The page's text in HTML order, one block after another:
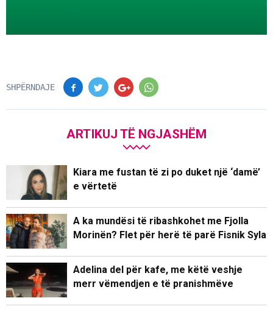
SHPËRNDAJE
ARTIKUJ TË NGJASHËM
Kiara me fustan të zi po duket një ‘damë’
e vërtetë
A ka mundësi të ribashkohet me Fjolla
Morinën? Flet për herë të parë Fisnik Syla
Adelina del për kafe, me këtë veshje
merr vëmendjen e të pranishmëve